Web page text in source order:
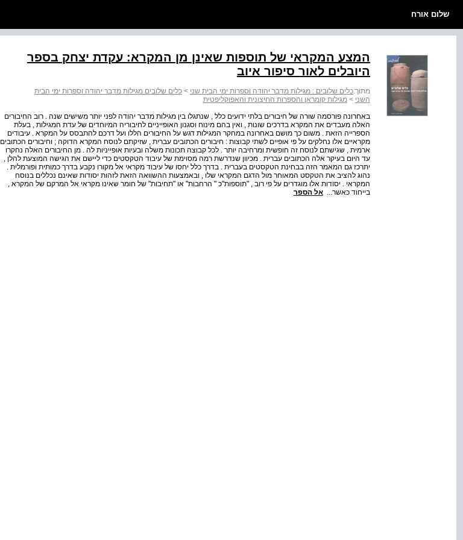
שלום אורח
המצע המקראי של תוספות שאינן מן המקרא: עקדת יצחק בספר
היובלים לאור סיפור איוב
מתוך:כלים שלובים : מגילות מדבר יהודה וספרות ימי הבית שני > כלים שלובים מגילות מדבר יהודה וספרות ימי הבית
השני > מגילות קומראן והספרות החיצונית והאפוקליפטית
באחרונה פורסמה שורה של חיבורים בלתי ידועים כלל , שנתגלו בין מגילות מדבר יהודה לפני יותר משישים שנה . רוב החיבורים
האלה מעבדים את המקרא בדרכים שונות , ואין בהם מינוח וסגנון האופייניים לחיבוריה המיוחדים של עדת המגילות , בעלת
הספרייה הזאת . משום כך מושם באחרונה במחקר המגילות דגש על החיבורים הללו ועל דרכם להתבסס על המקרא . עיבודים
מקראיים אלו נחלקים על פי אופיים לשתי קבוצות : חיבורים הכתובים עברית , שזיקתם לנוסח המקרא הדוקה ; וחיבורים הכתובים
ארמית , שגישתם לנוסח זה חופשית ומרחיבה יותר . לכל קבוצה תכונות משלה ובעיות אופייניות לה . מן החיבורים האלה נחקרו
עד היום בעיקר אלה הכתובים עברית . מכיוון שנדרשת רמה מסוימת של עיבוד הטקסטים כדי ליישם את הגישה המוצעת להלן ,
יתרכז גם המאמר הזה בבחינת הטקסטים בעברית . בדרך כלל יחסו של עיבוד מקראי אל מקורו נקבע בדרך כמותית ופורמלית .
נהוג להציב את הטקסט המאוחר מול הדגם המקראי שלו , ובאמצעות ההשוואה הזאת לזהות יסודות שאינם נכללים בנוסח
המקראי . יסודות אלו מוגדרים על פי רוב , "תוספות"כ " הרחבות" או "תחיבות" של חומר שאינו מקראי אל המרקם של המקרא ,
בייחוד כאשר... אל הספר